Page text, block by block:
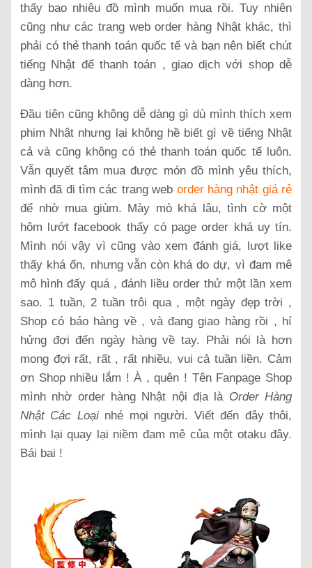
thấy bao nhiêu đồ mình muốn mua rồi. Tuy nhiên
cũng như các trang web order hàng Nhật khác, thì
phải có thẻ thanh toán quốc tế và bạn nên biết chút
tiếng Nhật để thanh toán , giao dịch với shop dễ
dàng hơn.
Đầu tiên cũng không dễ dàng gì dù mình thích xem
phim Nhật nhưng lại không hề biết gì về tiếng Nhật
cả và cũng không có thẻ thanh toán quốc tế luôn.
Vẫn quyết tâm mua được món đồ mình yêu thích,
mình đã đi tìm các trang web order hàng nhật giá rẻ
để nhờ mua giùm. Mày mò khá lâu, tình cờ một
hôm lướt facebook thấy có page order khá uy tín.
Mình nói vậy vì cũng vào xem đánh giá, lượt like
thấy khá ổn, nhưng vẫn còn khá do dự, vì đam mê
mô hình đấy quá , đánh liều order thử một lần xem
sao. 1 tuần, 2 tuần trôi qua , một ngày đẹp trời ,
Shop có báo hàng về , và đang giao hàng rồi , hí
hửng đợi đến ngày hàng về tay. Phải nói là hơn
mong đợi rất, rất , rất nhiều, vui cả tuần liền. Cảm
ơn Shop nhiều lắm ! À , quên ! Tên Fanpage Shop
mình nhờ order hàng Nhật nội địa là Order Hàng
Nhật Các Loại nhé mọi người. Viết đến đây thôi,
mình lại quay lại niềm đam mê của một otaku đây.
Bái bai !